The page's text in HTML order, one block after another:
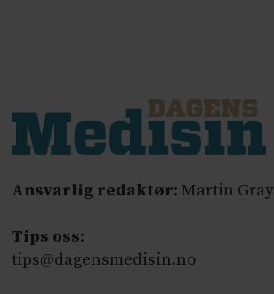
Ansvarlig redaktør: Martin Gray
Tips oss:
tips@dagensmedisin.no